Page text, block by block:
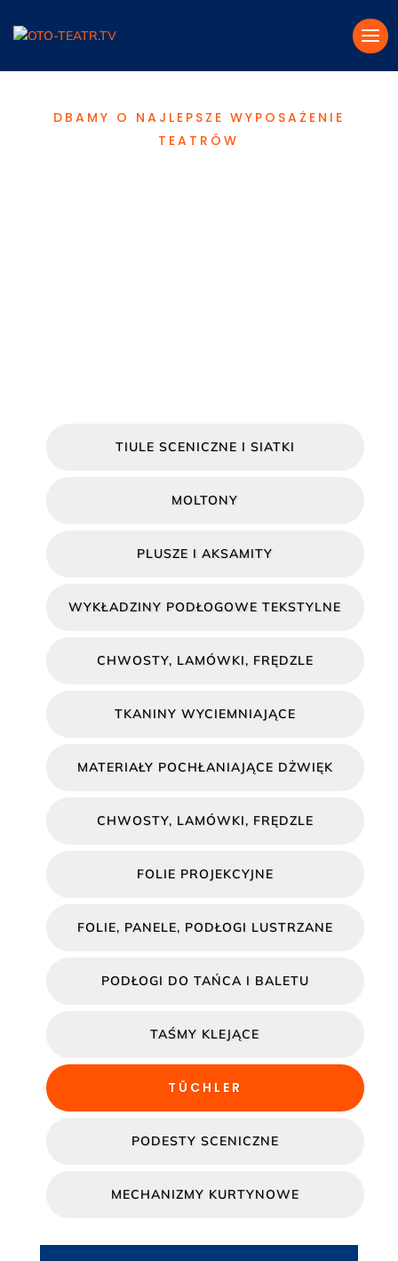
DBAMY O NAJLEPSZE WYPOSAŻENIE
TEATRÓW
TIULE SCENICZNE I SIATKI
MOLTONY
PLUSZE I AKSAMITY
WYKŁADZINY PODŁOGOWE TEKSTYLNE
CHWOSTY, LAMÓWKI, FRĘDZLE
TKANINY WYCIEMNIAJĄCE
MATERIAŁY POCHŁANIAJĄCE DŻWIĘK
CHWOSTY, LAMÓWKI, FRĘDZLE
FOLIE PROJEKCYJNE
FOLIE, PANELE, PODŁOGI LUSTRZANE
PODŁOGI DO TAŃCA I BALETU
TAŚMY KLEJĄCE
TÜCHLER
PODESTY SCENICZNE
MECHANIZMY KURTYNOWE